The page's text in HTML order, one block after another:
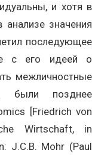
и хотя в
анализе значения
последующее
с его идеей о
межличностные
были позднее
[Friedrich von
Wirtschaft, in
J.C.B. Mohr (Paul